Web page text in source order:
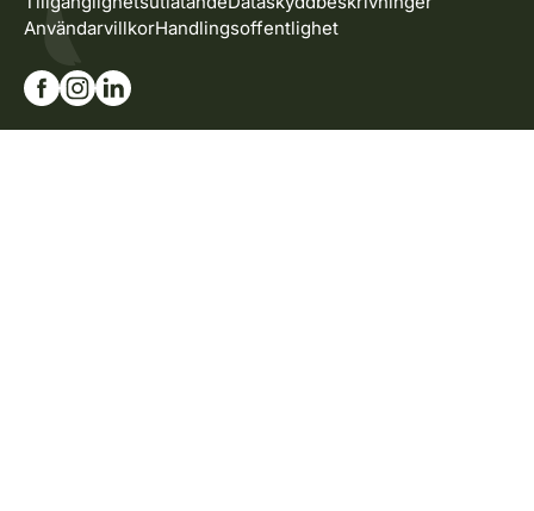
AnvändarvillkorHandlingsoffentlighet